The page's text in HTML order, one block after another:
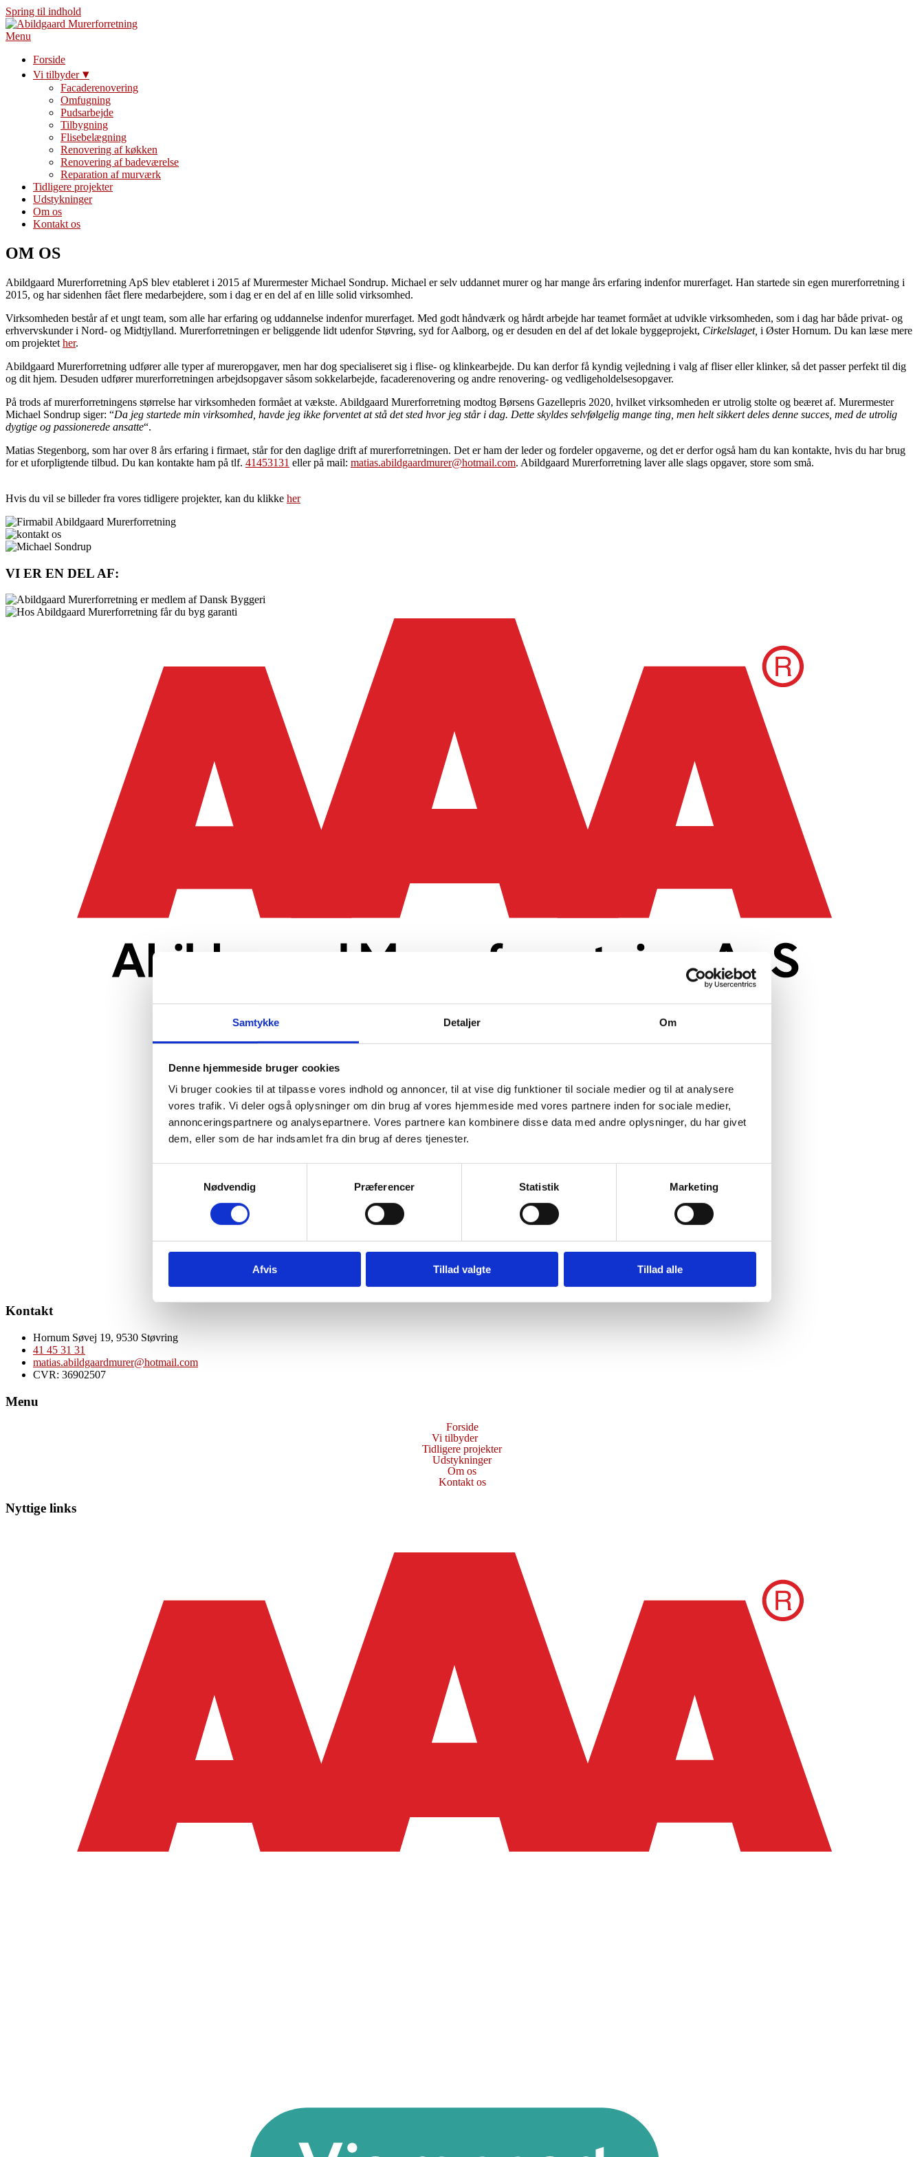
Samtykke Detaljer Om
Denne hjemmeside bruger cookies
Vi bruger cookies til at tilpasse vores indhold og annoncer, til at vise dig funktioner til sociale medier og til at analysere
vores trafik. Vi deler også oplysninger om din brug af vores hjemmeside med vores partnere inden for sociale medier,
annonceringspartnere og analysepartnere. Vores partnere kan kombinere disse data med andre oplysninger, du har givet
dem, eller som de har indsamlet fra din brug af deres tjenester.
Nødvendig
Præferencer Statistik Marketing
Afvis Tillad valgte Tillad alle
Spring til indhold
Menu
Forside
Vi tilbyder
Facaderenovering
Omfugning
Pudsarbejde
Tilbygning
Flisebelægning
Renovering af køkken
Renovering af badeværelse
Reparation af murværk
Tidligere projekter
Udstykninger
Om os
Kontakt os
OM OS
Abildgaard Murerforretning ApS blev etableret i 2015 af Murermester Michael Sondrup. Michael er selv uddannet murer og har mange års erfaring indenfor murerfaget. Han startede sin egen murerforretning i
2015, og har sidenhen fået flere medarbejdere, som i dag er en del af en lille solid virksomhed.
Virksomheden består af et ungt team, som alle har erfaring og uddannelse indenfor murerfaget. Med godt håndværk og hårdt arbejde har teamet formået at udvikle virksomheden, som i dag har både privat- og
erhvervskunder i Nord- og Midtjylland. Murerforretningen er beliggende lidt udenfor Støvring, syd for Aalborg, og er desuden en del af det lokale byggeprojekt, Cirkelslaget, i Øster Hornum. Du kan læse mere
om projektet her.
Abildgaard Murerforretning udfører alle typer af mureropgaver, men har dog specialiseret sig i flise- og klinkearbejde. Du kan derfor få kyndig vejledning i valg af fliser eller klinker, så det passer perfekt til dig
og dit hjem. Desuden udfører murerforretningen arbejdsopgaver såsom sokkelarbejde, facaderenovering og andre renovering- og vedligeholdelsesopgaver.
På trods af murerforretningens størrelse har virksomheden formået at vækste. Abildgaard Murerforretning modtog Børsens Gazellepris 2020, hvilket virksomheden er utrolig stolte og beæret af. Murermester
Michael Sondrup siger: “Da jeg startede min virksomhed, havde jeg ikke forventet at stå det sted hvor jeg står i dag. Dette skyldes selvfølgelig mange ting, men helt sikkert deles denne succes, med de utrolig
dygtige og passionerede ansatte“.
Matias Stegenborg, som har over 8 års erfaring i firmaet, står for den daglige drift af murerforretningen. Det er ham der leder og fordeler opgaverne, og det er derfor også ham du kan kontakte, hvis du har brug
for et uforpligtende tilbud. Du kan kontakte ham på tlf. 41453131 eller på mail: matias.abildgaardmurer@hotmail.com. Abildgaard Murerforretning laver alle slags opgaver, store som små.
Hvis du vil se billeder fra vores tidligere projekter, kan du klikke her
VI ER EN DEL AF:
Kontakt
Hornum Søvej 19, 9530 Støvring
41 45 31 31
matias.abildgaardmurer@hotmail.com
CVR: 36902507
Menu
Forside
Vi tilbyder
Tidligere projekter
Udstykninger
Om os
Kontakt os
Nyttige links